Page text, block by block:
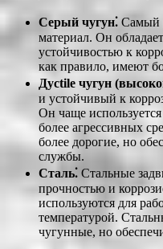
Серый чугун⁚ Самый
материал. Он
устойчивостью к
как правило, имеют
Дуctile чугун
и устойчивый к
Он чаще
более агрессивных
более дорогие, но
службы.
Сталь⁚ Стальные
прочностью и
используются для
температурой.
чугунные, но